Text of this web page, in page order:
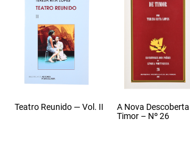
Teatro Reunido — Vol. II
A Nova
Timor – Nº 26